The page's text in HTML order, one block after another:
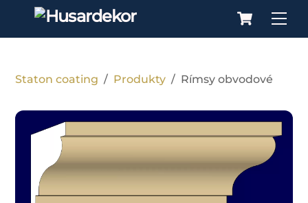
Cart
Staton coating / Produkty / Rímsy obvodové